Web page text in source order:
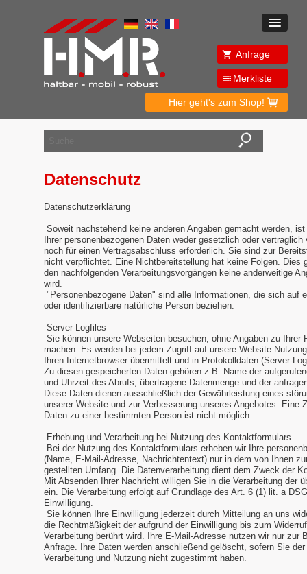
Anfrage
Merkliste
Hier geht's zum Shop!
Datenschutz
Datenschutzerklärung
Soweit nachstehend keine anderen Angaben gemacht werden,
Ihrer personenbezogenen Daten weder gesetzlich oder
noch für einen Vertragsabschluss erforderlich. Sie sind zur
nicht verpflichtet. Eine Nichtbereitstellung hat keine Folgen. Dies
den nachfolgenden Verarbeitungsvorgängen keine anderweitige
wird.
"Personenbezogene Daten" sind alle Informationen, die sich auf
oder identifizierbare natürliche Person beziehen.
Server-Logfiles
Sie können unsere Webseiten besuchen, ohne Angaben zu Ihrer
machen. Es werden bei jedem Zugriff auf unsere Website
Ihren Internetbrowser übermittelt und in Protokolldaten (Server-
Zu diesen gespeicherten Daten gehören z.B. Name der
und Uhrzeit des Abrufs, übertragene Datenmenge und der
Diese Daten dienen ausschließlich der Gewährleistung eines
unserer Website und zur Verbesserung unseres Angebotes. Eine
Daten zu einer bestimmten Person ist nicht möglich.
Erhebung und Verarbeitung bei Nutzung des Kontaktformulars
Bei der Nutzung des Kontaktformulars erheben wir Ihre
(Name, E-Mail-Adresse, Nachrichtentext) nur in dem von Ihnen
gestellten Umfang. Die Datenverarbeitung dient dem Zweck der
Mit Absenden Ihrer Nachricht willigen Sie in die Verarbeitung der
ein. Die Verarbeitung erfolgt auf Grundlage des Art. 6 (1) lit. a
Einwilligung.
Sie können Ihre Einwilligung jederzeit durch Mitteilung an uns
die Rechtmäßigkeit der aufgrund der Einwilligung bis zum
Verarbeitung berührt wird. Ihre E-Mail-Adresse nutzen wir nur zur
Anfrage. Ihre Daten werden anschließend gelöscht, sofern Sie der
Verarbeitung und Nutzung nicht zugestimmt haben.